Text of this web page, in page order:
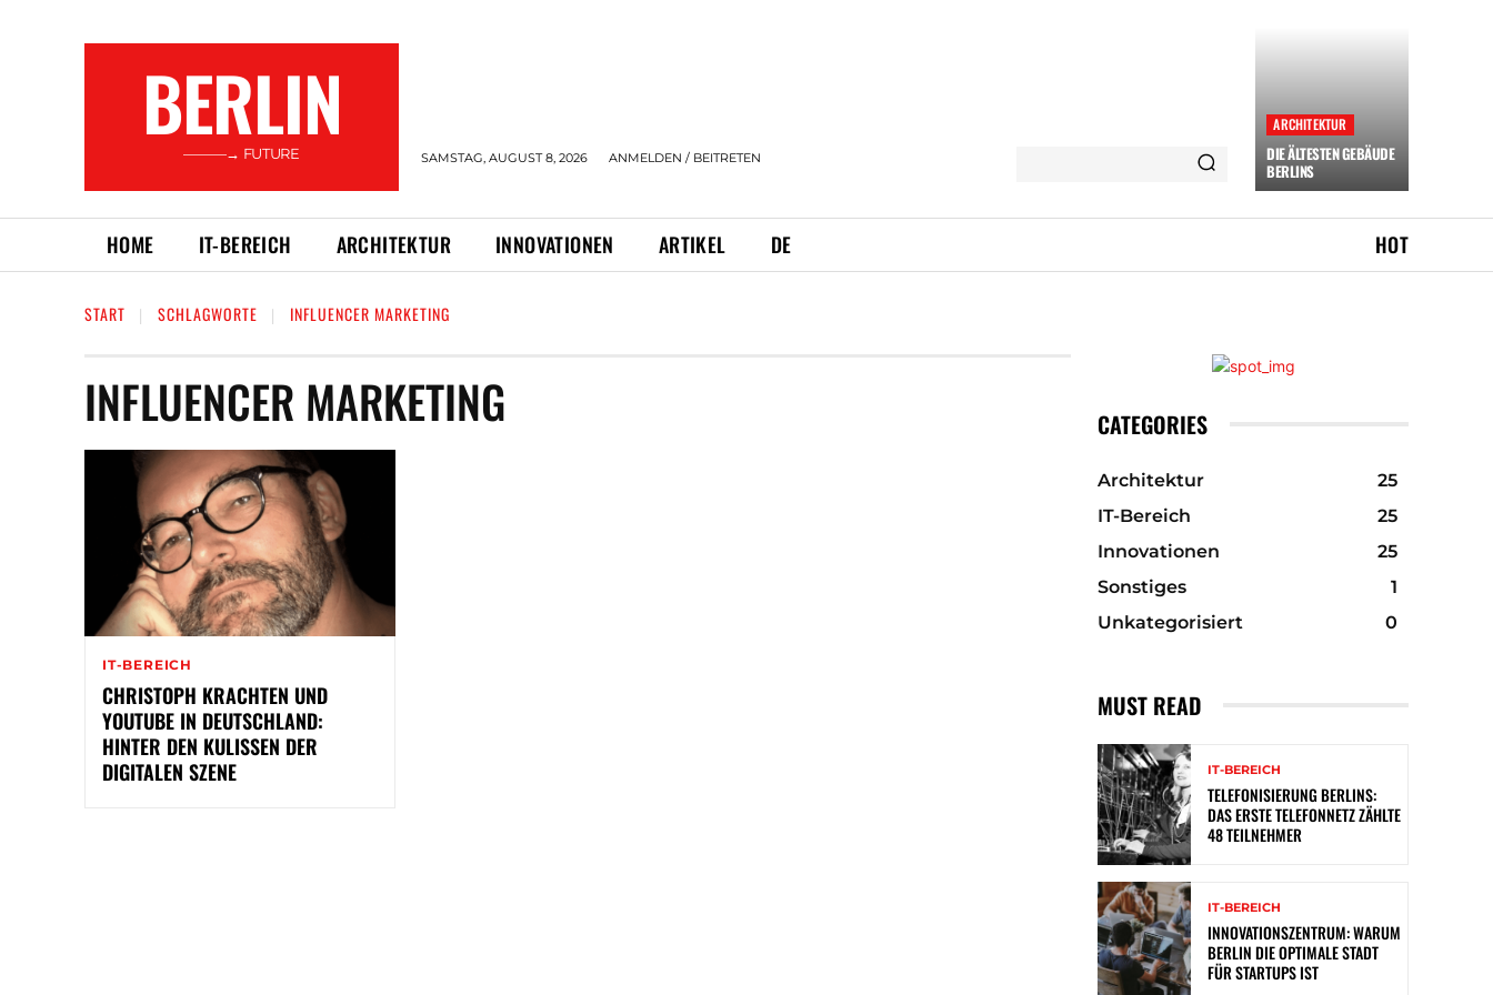
BERLIN
———→ FUTURE SAMSTAG, AUGUST 8, 2026 ANMELDEN / BEITRETEN
ARCHITEKTUR
DIE ÄLTESTEN GEBÄUDE
BERLINS
HOME IT-BEREICH ARCHITEKTUR INNOVATIONEN ARTIKEL DE HOT
START SCHLAGWORTE INFLUENCER MARKETING
INFLUENCER MARKETING
IT-BEREICH
CHRISTOPH KRACHTEN UND
YOUTUBE IN DEUTSCHLAND:
HINTER DEN KULISSEN DER
DIGITALEN SZENE
CATEGORIES
Architektur
25
IT-Bereich
25
Innovationen
25
Sonstiges
1
Unkategorisiert
0
MUST READ
IT-BEREICH
TELEFONISIERUNG BERLINS:
DAS ERSTE TELEFONNETZ ZÄHLTE
48 TEILNEHMER
IT-BEREICH
INNOVATIONSZENTRUM: WARUM
BERLIN DIE OPTIMALE STADT
FÜR STARTUPS IST